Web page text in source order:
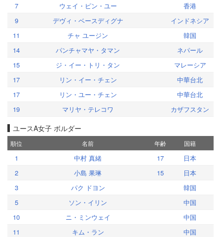
7
ウェイ・ピン・ユー
香港
9
デヴィ・ベースディグナ
インドネシア
11
チャ ユージン
韓国
14
パンチャマヤ・タマン
ネパール
15
ジ・イー・トリ・タン
マレーシア
17
リン・イー・チェン
中華台北
17
リン・ユー・チェン
中華台北
19
マリヤ・テレコワ カザフスタン
ユースA女子 ボルダー
順位 名前 年齢 国籍
1 中村 真緒 17
日本
2
小島 果琳 15
日本
3
パク ドヨン
韓国
5
ソン・イリン
中国
10
ニ・ミンウェイ
中国
11
キム・ラン
中国